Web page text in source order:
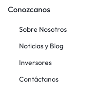
Conozcanos
Sobre Nosotros
Noticias y Blog
Inversores
Contáctanos